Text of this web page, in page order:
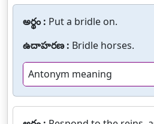
అర్థం : Put a bridle on.
ఉదాహరణ : Bridle horses.
Antonym meaning